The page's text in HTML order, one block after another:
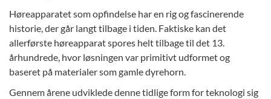
Høreapparatet som opfindelse har en rig og fascinerende
historie, der går langt tilbage i tiden. Faktiske kan det
allerførste høreapparat spores helt tilbage til det 13.
århundrede, hvor løsningen var primitivt udformet og
baseret på materialer som gamle dyrehorn.
Gennem årene udviklede denne tidlige form for teknologi sig